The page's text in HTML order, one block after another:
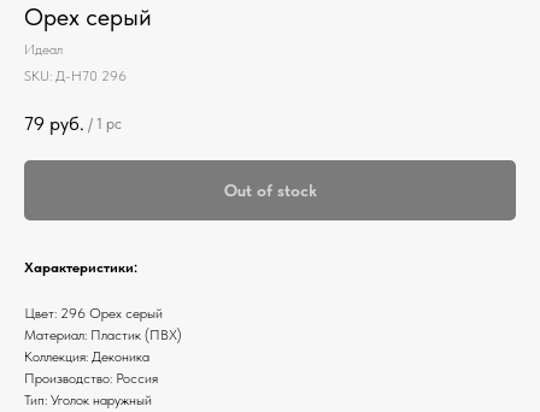
Орех серый
Идеал
SKU: Д-Н70 296
79 руб. / 1 pc
Out of stock
Характеристики:
Цвет: 296 Орех серый
Материал: Пластик (ПВХ)
Коллекция: Деконика
Производство: Россия
Тип: Уголок наружный